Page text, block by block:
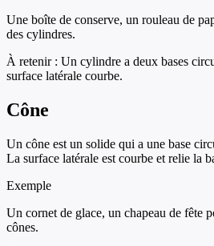
Une boîte de conserve, un rouleau de
des cylindres.
À retenir : Un cylindre a deux bases
surface latérale courbe.
Cône
Un cône est un solide qui a une base
La surface latérale est courbe et relie la
Exemple
Un cornet de glace, un chapeau de fête
cônes.